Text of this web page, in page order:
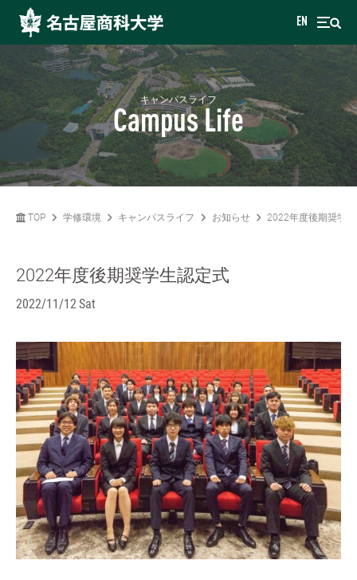
EN
キャンパスライフ
Campus Life
TOP 学修環境 キャンパスライフ お知らせ 2022年度後期奨学
2022年度後期奨学生認定式
2022/11/12 Sat